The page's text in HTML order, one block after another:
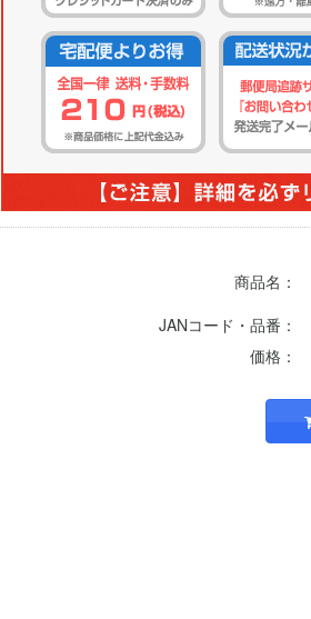
商品名：
JANコード・品番：
価格：